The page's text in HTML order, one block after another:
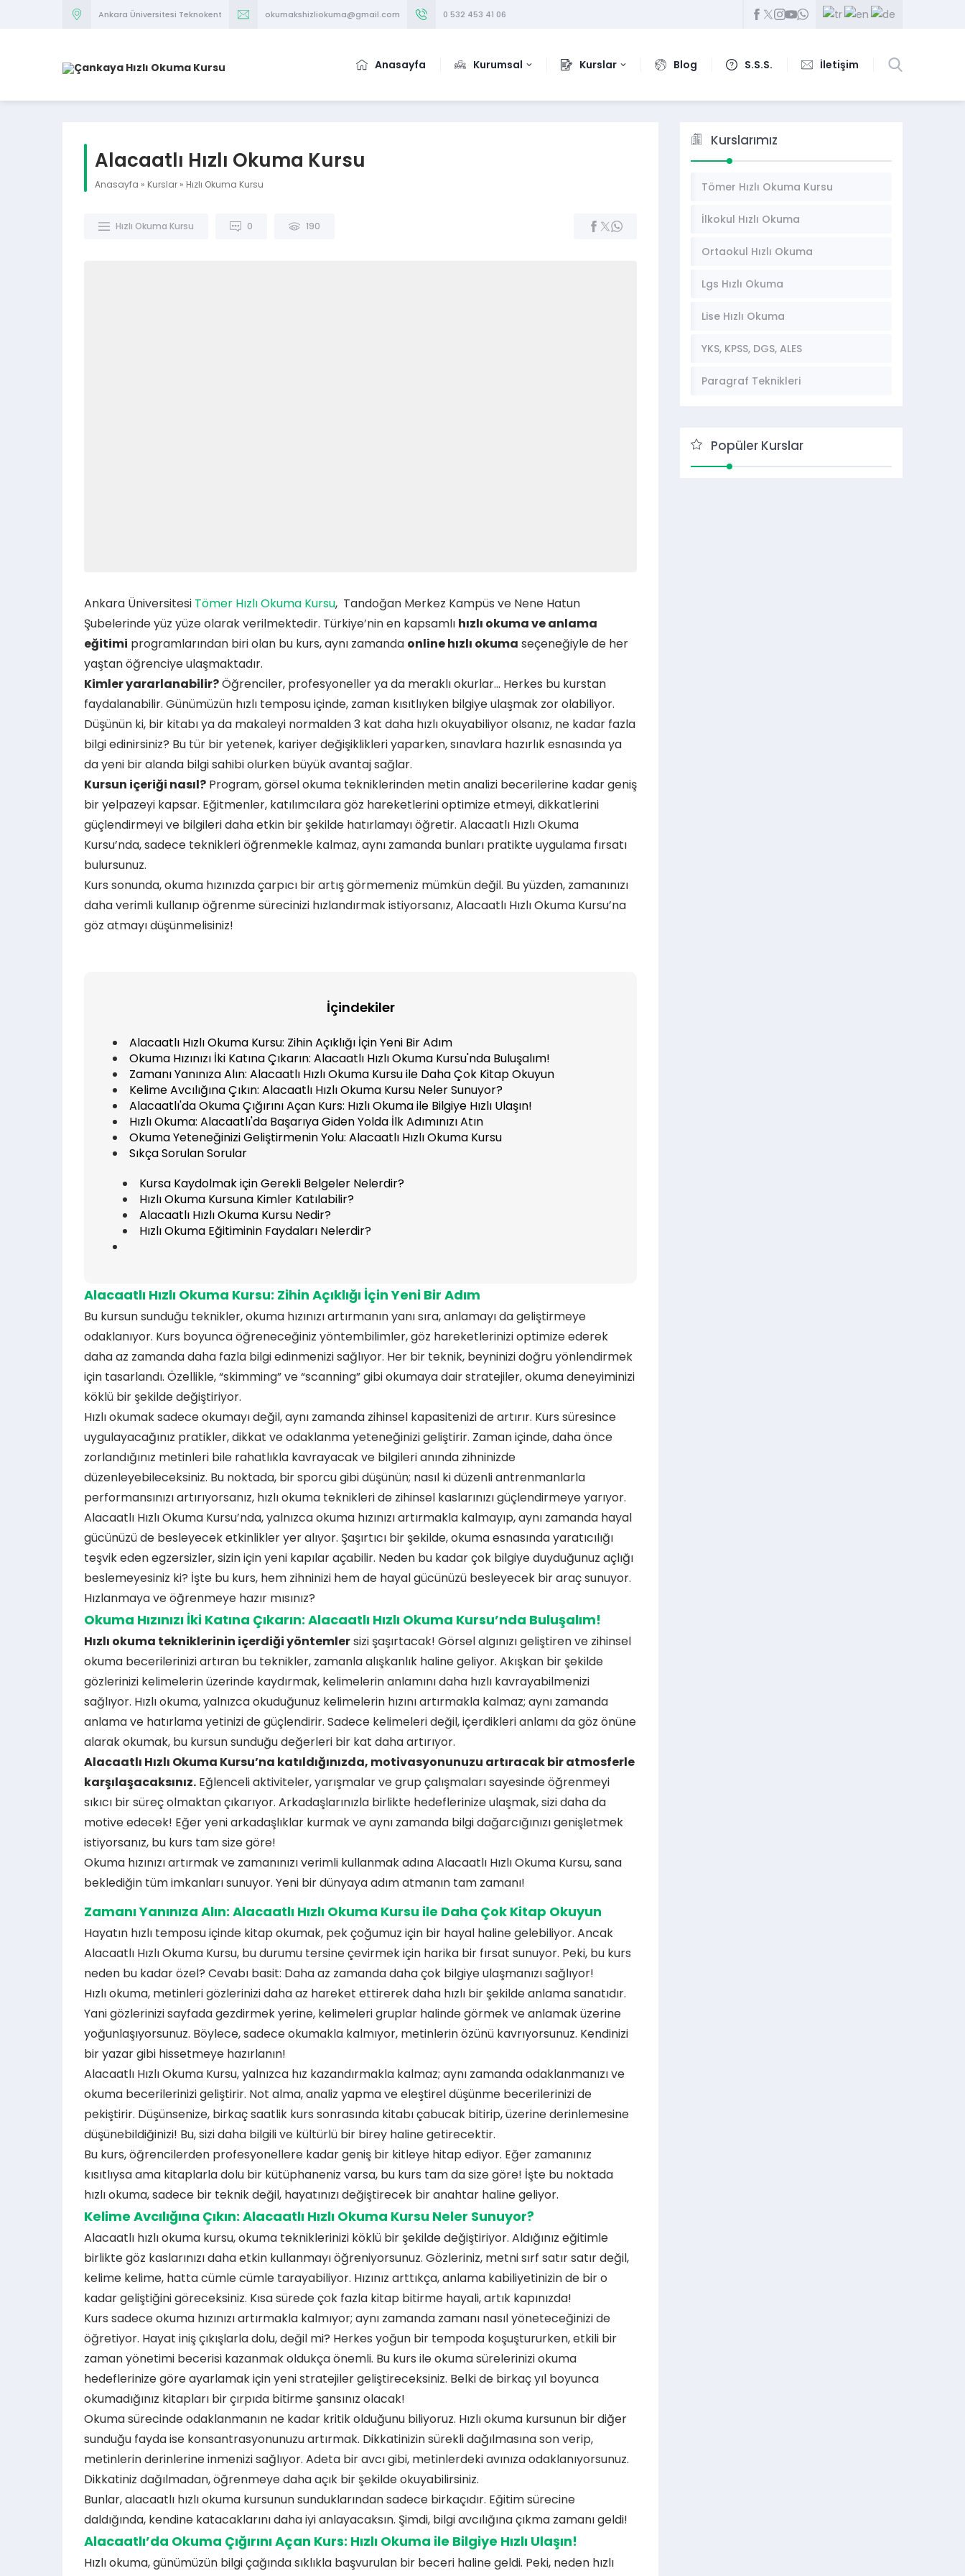
Ankara Üniversitesi Teknokent okumakshizliokuma@gmail.com 0 532 453 41 06
Anasayfa Kurumsal Kurslar Blog S.S.S. İletişim
Alacaatlı Hızlı Okuma Kursu
Anasayfa » Kurslar » Hızlı Okuma Kursu
Hızlı Okuma Kursu 0 190
Ankara Üniversitesi Tömer Hızlı Okuma Kursu, Tandoğan Merkez Kampüs ve Nene Hatun
Şubelerinde yüz yüze olarak verilmektedir. Türkiye’nin en kapsamlı hızlı okuma ve anlama
eğitimi programlarından biri olan bu kurs, aynı zamanda online hızlı okuma seçeneğiyle de her
yaştan öğrenciye ulaşmaktadır.
Kimler yararlanabilir?Öğrenciler, profesyoneller ya da meraklı okurlar… Herkes bu kurstan
faydalanabilir. Günümüzün hızlı temposu içinde, zaman kısıtlıyken bilgiye ulaşmak zor olabiliyor.
Düşünün ki, bir kitabı ya da makaleyi normalden 3 kat daha hızlı okuyabiliyor olsanız, ne kadar fazla
bilgi edinirsiniz? Bu tür bir yetenek, kariyer değişiklikleri yaparken, sınavlara hazırlık esnasında ya
da yeni bir alanda bilgi sahibi olurken büyük avantaj sağlar.
Kursun içeriği nasıl? Program, görsel okuma tekniklerinden metin analizi becerilerine kadar geniş
bir yelpazeyi kapsar. Eğitmenler, katılımcılara göz hareketlerini optimize etmeyi, dikkatlerini
güçlendirmeyi ve bilgileri daha etkin bir şekilde hatırlamayı öğretir. Alacaatlı Hızlı Okuma
Kursu’nda, sadece teknikleri öğrenmekle kalmaz, aynı zamanda bunları pratikte uygulama fırsatı
bulursunuz.
Kurs sonunda, okuma hızınızda çarpıcı bir artış görmemeniz mümkün değil. Bu yüzden, zamanınızı
daha verimli kullanıp öğrenme sürecinizi hızlandırmak istiyorsanız, Alacaatlı Hızlı Okuma Kursu’na
göz atmayı düşünmelisiniz!
İçindekiler
Alacaatlı Hızlı Okuma Kursu: Zihin Açıklığı İçin Yeni Bir Adım
Okuma Hızınızı İki Katına Çıkarın: Alacaatlı Hızlı Okuma Kursu'nda Buluşalım!
Zamanı Yanınıza Alın: Alacaatlı Hızlı Okuma Kursu ile Daha Çok Kitap Okuyun
Kelime Avcılığına Çıkın: Alacaatlı Hızlı Okuma Kursu Neler Sunuyor?
Alacaatlı'da Okuma Çığırını Açan Kurs: Hızlı Okuma ile Bilgiye Hızlı Ulaşın!
Hızlı Okuma: Alacaatlı'da Başarıya Giden Yolda İlk Adımınızı Atın
Okuma Yeteneğinizi Geliştirmenin Yolu: Alacaatlı Hızlı Okuma Kursu
Sıkça Sorulan Sorular
Kursa Kaydolmak için Gerekli Belgeler Nelerdir?
Hızlı Okuma Kursuna Kimler Katılabilir?
Alacaatlı Hızlı Okuma Kursu Nedir?
Hızlı Okuma Eğitiminin Faydaları Nelerdir?
Alacaatlı Hızlı Okuma Kursu: Zihin Açıklığı İçin Yeni Bir Adım
Bu kursun sunduğu teknikler, okuma hızınızı artırmanın yanı sıra, anlamayı da geliştirmeye
odaklanıyor. Kurs boyunca öğreneceğiniz yöntembilimler, göz hareketlerinizi optimize ederek
daha az zamanda daha fazla bilgi edinmenizi sağlıyor. Her bir teknik, beyninizi doğru yönlendirmek
için tasarlandı. Özellikle, “skimming” ve “scanning” gibi okumaya dair stratejiler, okuma deneyiminizi
köklü bir şekilde değiştiriyor.
Hızlı okumak sadece okumayı değil, aynı zamanda zihinsel kapasitenizi de artırır. Kurs süresince
uygulayacağınız pratikler, dikkat ve odaklanma yeteneğinizi geliştirir. Zaman içinde, daha önce
zorlandığınız metinleri bile rahatlıkla kavrayacak ve bilgileri anında zihninizde
düzenleyebileceksiniz. Bu noktada, bir sporcu gibi düşünün; nasıl ki düzenli antrenmanlarla
performansınızı artırıyorsanız, hızlı okuma teknikleri de zihinsel kaslarınızı güçlendirmeye yarıyor.
Alacaatlı Hızlı Okuma Kursu’nda, yalnızca okuma hızınızı artırmakla kalmayıp, aynı zamanda hayal
gücünüzü de besleyecek etkinlikler yer alıyor. Şaşırtıcı bir şekilde, okuma esnasında yaratıcılığı
teşvik eden egzersizler, sizin için yeni kapılar açabilir. Neden bu kadar çok bilgiye duyduğunuz açlığı
beslemeyesiniz ki? İşte bu kurs, hem zihninizi hem de hayal gücünüzü besleyecek bir araç sunuyor.
Hızlanmaya ve öğrenmeye hazır mısınız?
Okuma Hızınızı İki Katına Çıkarın: Alacaatlı Hızlı Okuma Kursu’nda Buluşalım!
Hızlı okuma tekniklerinin içerdiği yöntemlersizi şaşırtacak! Görsel algınızı geliştiren ve zihinsel
okuma becerilerinizi artıran bu teknikler, zamanla alışkanlık haline geliyor. Akışkan bir şekilde
gözlerinizi kelimelerin üzerinde kaydırmak, kelimelerin anlamını daha hızlı kavrayabilmenizi
sağlıyor. Hızlı okuma, yalnızca okuduğunuz kelimelerin hızını artırmakla kalmaz; aynı zamanda
anlama ve hatırlama yetinizi de güçlendirir. Sadece kelimeleri değil, içerdikleri anlamı da göz önüne
alarak okumak, bu kursun sunduğu değerleri bir kat daha artırıyor.
Alacaatlı Hızlı Okuma Kursu’na katıldığınızda, motivasyonunuzu artıracak bir atmosferle
karşılaşacaksınız. Eğlenceli aktiviteler, yarışmalar ve grup çalışmaları sayesinde öğrenmeyi
sıkıcı bir süreç olmaktan çıkarıyor. Arkadaşlarınızla birlikte hedeflerinize ulaşmak, sizi daha da
motive edecek! Eğer yeni arkadaşlıklar kurmak ve aynı zamanda bilgi dağarcığınızı genişletmek
istiyorsanız, bu kurs tam size göre!
Okuma hızınızı artırmak ve zamanınızı verimli kullanmak adına Alacaatlı Hızlı Okuma Kursu, sana
beklediğin tüm imkanları sunuyor. Yeni bir dünyaya adım atmanın tam zamanı!
Zamanı Yanınıza Alın: Alacaatlı Hızlı Okuma Kursu ile Daha Çok Kitap Okuyun
Hayatın hızlı temposu içinde kitap okumak, pek çoğumuz için bir hayal haline gelebiliyor. Ancak
Alacaatlı Hızlı Okuma Kursu, bu durumu tersine çevirmek için harika bir fırsat sunuyor. Peki, bu kurs
neden bu kadar özel? Cevabı basit: Daha az zamanda daha çok bilgiye ulaşmanızı sağlıyor!
Hızlı okuma, metinleri gözlerinizi daha az hareket ettirerek daha hızlı bir şekilde anlama sanatıdır.
Yani gözlerinizi sayfada gezdirmek yerine, kelimeleri gruplar halinde görmek ve anlamak üzerine
yoğunlaşıyorsunuz. Böylece, sadece okumakla kalmıyor, metinlerin özünü kavrıyorsunuz. Kendinizi
bir yazar gibi hissetmeye hazırlanın!
Alacaatlı Hızlı Okuma Kursu, yalnızca hız kazandırmakla kalmaz; aynı zamanda odaklanmanızı ve
okuma becerilerinizi geliştirir. Not alma, analiz yapma ve eleştirel düşünme becerilerinizi de
pekiştirir. Düşünsenize, birkaç saatlik kurs sonrasında kitabı çabucak bitirip, üzerine derinlemesine
düşünebildiğinizi! Bu, sizi daha bilgili ve kültürlü bir birey haline getirecektir.
Bu kurs, öğrencilerden profesyonellere kadar geniş bir kitleye hitap ediyor. Eğer zamanınız
kısıtlıysa ama kitaplarla dolu bir kütüphaneniz varsa, bu kurs tam da size göre! İşte bu noktada
hızlı okuma, sadece bir teknik değil, hayatınızı değiştirecek bir anahtar haline geliyor.
Kelime Avcılığına Çıkın: Alacaatlı Hızlı Okuma Kursu Neler Sunuyor?
Alacaatlı hızlı okuma kursu, okuma tekniklerinizi köklü bir şekilde değiştiriyor. Aldığınız eğitimle
birlikte göz kaslarınızı daha etkin kullanmayı öğreniyorsunuz. Gözleriniz, metni sırf satır satır değil,
kelime kelime, hatta cümle cümle tarayabiliyor. Hızınız arttıkça, anlama kabiliyetinizin de bir o
kadar geliştiğini göreceksiniz. Kısa sürede çok fazla kitap bitirme hayali, artık kapınızda!
Kurs sadece okuma hızınızı artırmakla kalmıyor; aynı zamanda zamanı nasıl yöneteceğinizi de
öğretiyor. Hayat iniş çıkışlarla dolu, değil mi? Herkes yoğun bir tempoda koşuştururken, etkili bir
zaman yönetimi becerisi kazanmak oldukça önemli. Bu kurs ile okuma sürelerinizi okuma
hedeflerinize göre ayarlamak için yeni stratejiler geliştireceksiniz. Belki de birkaç yıl boyunca
okumadığınız kitapları bir çırpıda bitirme şansınız olacak!
Okuma sürecinde odaklanmanın ne kadar kritik olduğunu biliyoruz. Hızlı okuma kursunun bir diğer
sunduğu fayda ise konsantrasyonunuzu artırmak. Dikkatinizin sürekli dağılmasına son verip,
metinlerin derinlerine inmenizi sağlıyor. Adeta bir avcı gibi, metinlerdeki avınıza odaklanıyorsunuz.
Dikkatiniz dağılmadan, öğrenmeye daha açık bir şekilde okuyabilirsiniz.
Bunlar, alacaatlı hızlı okuma kursunun sunduklarından sadece birkaçıdır. Eğitim sürecine
daldığında, kendine katacaklarını daha iyi anlayacaksın. Şimdi, bilgi avcılığına çıkma zamanı geldi!
Alacaatlı’da Okuma Çığırını Açan Kurs: Hızlı Okuma ile Bilgiye Hızlı Ulaşın!
Hızlı okuma, günümüzün bilgi çağında sıklıkla başvurulan bir beceri haline geldi. Peki, neden hızlı
Kurslarımız
Tömer Hızlı Okuma Kursu
İlkokul Hızlı Okuma
Ortaokul Hızlı Okuma
Lgs Hızlı Okuma
Lise Hızlı Okuma
YKS, KPSS, DGS, ALES
Paragraf Teknikleri
Popüler Kurslar